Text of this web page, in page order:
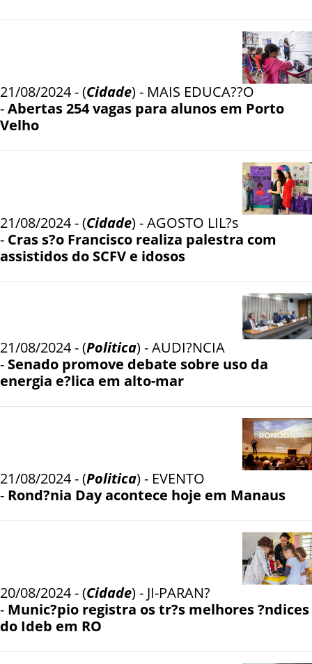
21/08/2024 - (Cidade) - MAIS EDUCA??O
-Abertas 254 vagas para alunos em Porto
Velho
21/08/2024 - (Cidade) - AGOSTO LIL?s
- Cras s?o Francisco realiza palestra com
assistidos do SCFV e idosos
21/08/2024 - (Politica) - AUDI?NCIA
- Senado promove debate sobre uso da
energia e?lica em alto-mar
21/08/2024 - (Politica) - EVENTO
- Rond?nia Day acontece hoje em Manaus
20/08/2024 - (Cidade) - JI-PARAN?
- Munic?pio registra os tr?s melhores ?ndices
do Ideb em RO